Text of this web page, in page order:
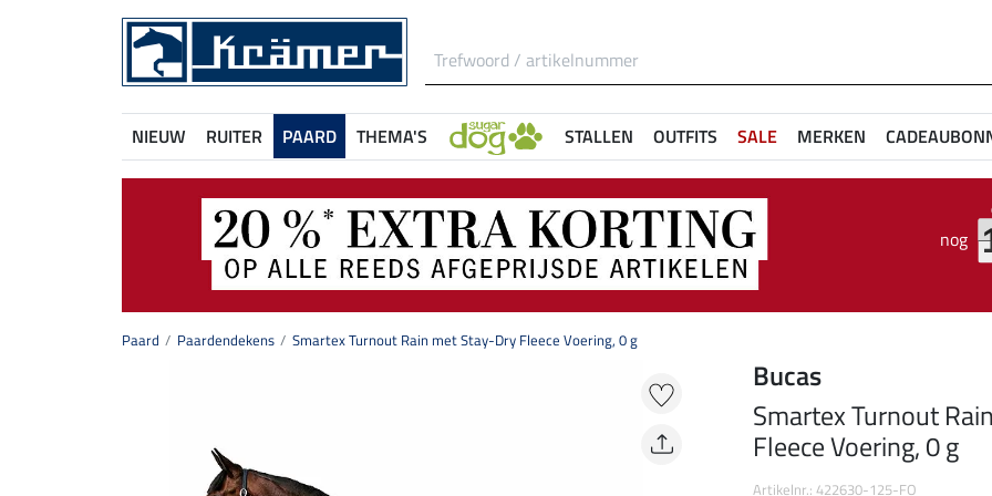
NIEUW RUITER PAARD THEMA'S STALLEN OUTFITS SALE MERKEN
nog
Paard Paardendekens Smartex Turnout Rain met Stay-Dry Fleece Voering, 0 g
Bucas
Smartex Turnout
Fleece Voering, 0 g
Artikelnr.: 422630-125-FO